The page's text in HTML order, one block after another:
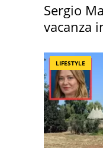
Sergio
vacanza
LIFESTYLE